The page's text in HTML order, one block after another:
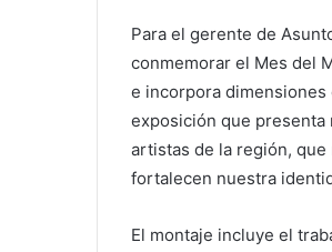
Para el gerente de
conmemorar el Mes del
e incorpora dimensiones
exposición que presenta
artistas de la región,
fortalecen nuestra
El montaje incluye el